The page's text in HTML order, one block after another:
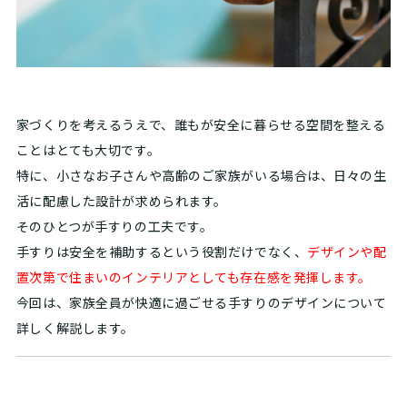
家づくりを考えるうえで、誰もが安全に暮らせる空間を整える
ことはとても大切です。
特に、小さなお子さんや高齢のご家族がいる場合は、日々の生
活に配慮した設計が求められます。
そのひとつが手すりの工夫です。
手すりは安全を補助するという役割だけでなく、 デザインや配
置次第で住まいのインテリアとしても存在感を発揮します。
今回は、家族全員が快適に過ごせる手すりのデザインについて
詳しく解説します。